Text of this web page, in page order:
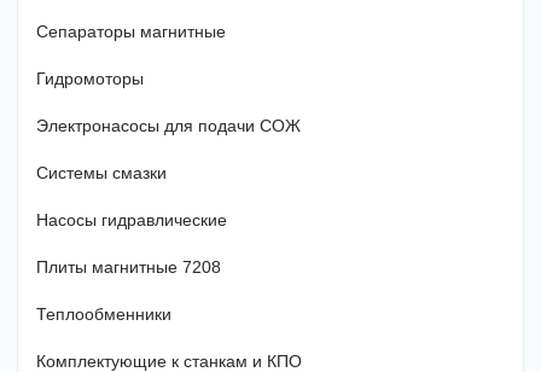
Сепараторы магнитные
Гидромоторы
Электронасосы для подачи СОЖ
Системы смазки
Насосы гидравлические
Плиты магнитные 7208
Теплообменники
Комплектующие к станкам и КПО